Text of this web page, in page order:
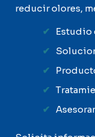
reducir olores,
Estudio